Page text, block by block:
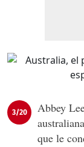
3/20
Abbey
que le